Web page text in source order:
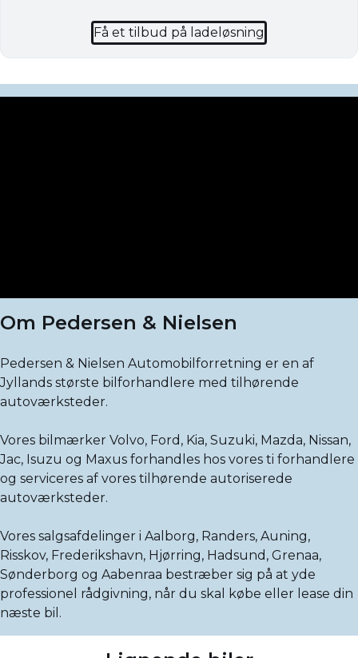
Få et tilbud på ladeløsning
Om Pedersen & Nielsen
Pedersen & Nielsen Automobilforretning er en af
Jyllands største bilforhandlere med tilhørende
autoværksteder.
Vores bilmærker Volvo, Ford, Kia, Suzuki, Mazda, Nissan,
Jac, Isuzu og Maxus forhandles hos vores ti forhandlere
og serviceres af vores tilhørende autoriserede
autoværksteder.
Vores salgsafdelinger i Aalborg, Randers, Auning,
Risskov, Frederikshavn, Hjørring, Hadsund, Grenaa,
Sønderborg og Aabenraa bestræber sig på at yde
professionel rådgivning, når du skal købe eller lease din
næste bil.